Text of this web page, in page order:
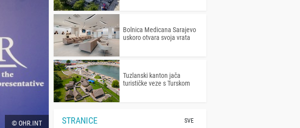
© OHR.INT
Bolnica Medicana Sarajevo
uskoro otvara svoja vrata
Tuzlanski kanton jača
turističke veze s Turskom
STRANICE SVE